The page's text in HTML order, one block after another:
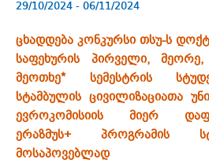
29/10/2024 - 06/11/2024
ცხადდება კონკურსი თსუ-ს
საფეხურის პირველი,
მეოთხე* სემესტრის
სტამბულის ცივილიზაციათა
ევროკომისიის მიერ
ერაზმუს+ პროგრამის
მოსაპოვებლად